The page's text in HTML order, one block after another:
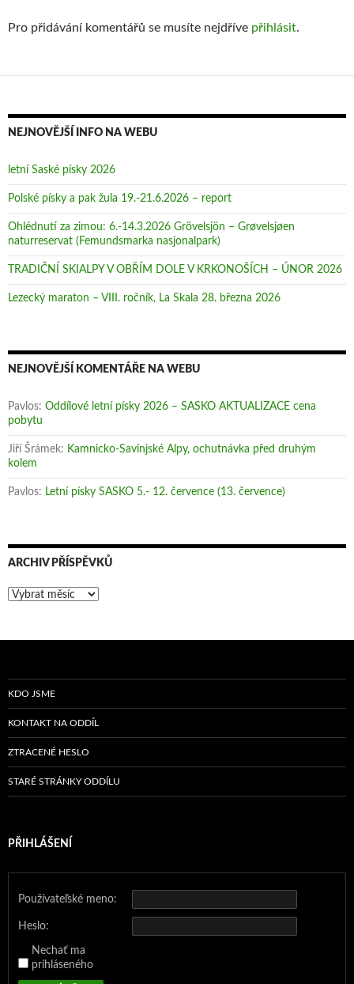
Pro přidávání komentářů se musíte nejdříve přihlásit.
NEJNOVĚJŠÍ INFO NA WEBU
letní Saské písky 2026
Polské písky a pak žula 19.-21.6.2026 – report
Ohlédnutí za zimou: 6.-14.3.2026 Grövelsjön – Grøvelsjøen
naturreservat (Femundsmarka nasjonalpark)
TRADIČNÍ SKIALPY V OBŘÍM DOLE V KRKONOŠÍCH – ÚNOR 2026
Lezecký maraton – VIII. ročník, La Skala 28. března 2026
NEJNOVĚJŠÍ KOMENTÁŘE NA WEBU
Pavlos: Oddílové letní písky 2026 – SASKO AKTUALIZACE cena
pobytu
Jiří Šrámek: Kamnicko-Savinjské Alpy, ochutnávka před druhým
kolem
Pavlos: Letní písky SASKO 5.- 12. července (13. července)
ARCHIV PŘÍSPĚVKŮ
Archiv
KDO JSME
KONTAKT NA ODDÍL
ZTRACENÉ HESLO
STARÉ STRÁNKY ODDÍLU
PŘIHLÁŠENÍ
Používateľské meno:
Heslo:
Nechať ma
prihláseného